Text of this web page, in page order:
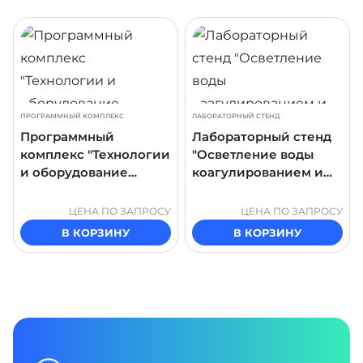
ПРОГРАММНЫЙ КОМПЛЕКС
Программный
комплекс "Технологии
и оборудование
ЦЕНА ПО ЗАПРОСУ
В КОРЗИНУ
ЛАБОРАТОРНЫЙ СТЕНД
Лабораторный стенд
"Осветление воды
коагулированием и
Параметры процесса"
ЦЕНА ПО ЗАПРОСУ
В КОРЗИНУ
ПОДРОБНЕЕ